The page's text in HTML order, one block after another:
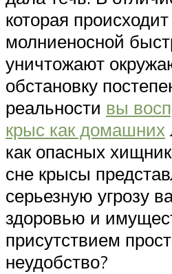
которая
молниеносной
уничтожают
обстановку
реальности вы
крыс как домашних
как опасных
сне крысы
серьезную угрозу
здоровью и
присутствием
неудобство?